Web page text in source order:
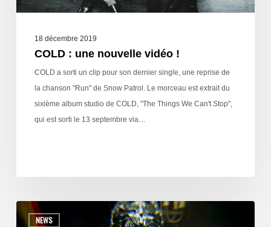
18 décembre 2019
COLD : une nouvelle vidéo !
COLD a sorti un clip pour son dernier single, une reprise de
la chanson "Run" de Snow Patrol. Le morceau est extrait du
sixième album studio de COLD, "The Things We Can't Stop",
qui est sorti le 13 septembre via…
NEWS